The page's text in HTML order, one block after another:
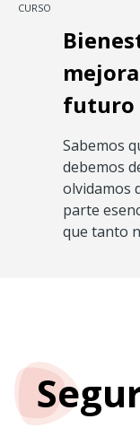
CURSO
futuro
​Sabemos
debemos
olvidamos
parte
que tanto